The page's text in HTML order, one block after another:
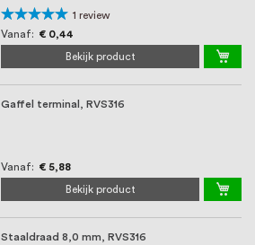
Waardering:
100%
1 review
Vanaf
€ 0,44
Bekijk product
Gaffel terminal, RVS316
Vanaf € 5,88
Bekijk product
Staaldraad 8,0 mm, RVS316